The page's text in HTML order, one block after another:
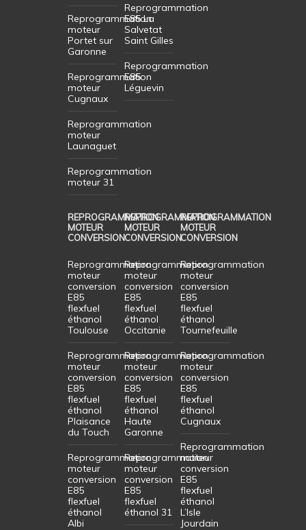
Reprogrammation
moteur
Portet sur
Garonne
Reprogrammation
moteur
Cugnaux
Reprogrammation
moteur
Launaguet
Reprogrammation
moteur 31
Reprogrammation
E85 La
Salvetat
Saint Gilles
Reprogrammation
E85
Léguevin
REPROGRAMMATION
MOTEUR
CONVERSION
Reprogrammation
moteur
conversion
E85
flexfuel
éthanol
Toulouse
Reprogrammation
moteur
conversion
E85
flexfuel
éthanol
Plaisance
du Touch
Reprogrammation
moteur
conversion
E85
flexfuel
éthanol
Albi
REPROGRAMMATION
MOTEUR
CONVERSION
Reprogrammation
moteur
conversion
E85
flexfuel
éthanol
Occitanie
Reprogrammation
moteur
conversion
E85
flexfuel
éthanol
Haute
Garonne
Reprogrammation
moteur
conversion
E85
flexfuel
éthanol 31
REPROGRAMMATION
MOTEUR
CONVERSION
Reprogrammation
moteur
conversion
E85
flexfuel
éthanol
Tournefeuille
Reprogrammation
moteur
conversion
E85
flexfuel
éthanol
Cugnaux
Reprogrammation
moteur
conversion
E85
flexfuel
éthanol
L’Isle
Jourdain